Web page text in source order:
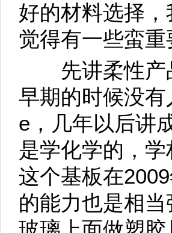
好的材料选择
觉得有一些蛮
先讲柔性产
早期的时候没
e，几年以后讲
是学化学的，
这个基板在
的能力也是相